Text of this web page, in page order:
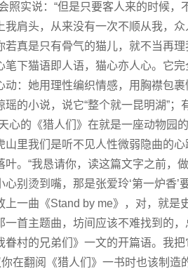
照实说：“但是只要客人来的时候
我肩头，从来没有一次不顺从我，
若真是只有骨气的猫儿，就不当再
笔下猫语即人语，猫心亦人心。它
动：她用理性编织情感，用胸襟包
的小说，说它“整个就一昆明湖”；
心的《猎人们》在就是一座动物园
山里我们是听不见人性微弱隐曲的
叶。“我恳请你，读这篇文字之前，
心别烫到嘴，那是张爱玲‘第一炉香
上一曲《Stand by me》，对，就是
一首主题曲，坊间应该不难找到的
眷村的兄弟们》一文的开篇语。我把
你在翻阅《猎人们》一书时也该制造